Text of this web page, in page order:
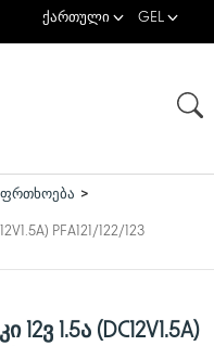
ქართული GEL
PFA121/122/123
1.5ა (DC12V1.5A)